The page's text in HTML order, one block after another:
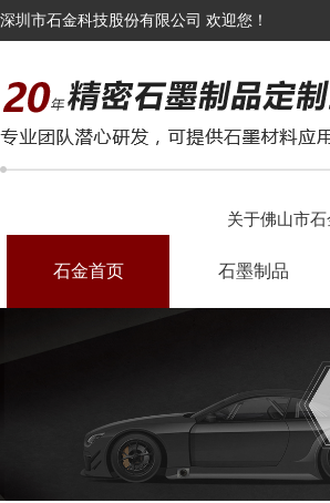
深圳市石金科技股份有限公司 欢迎您！
关于佛山市
石金首页 石墨制品